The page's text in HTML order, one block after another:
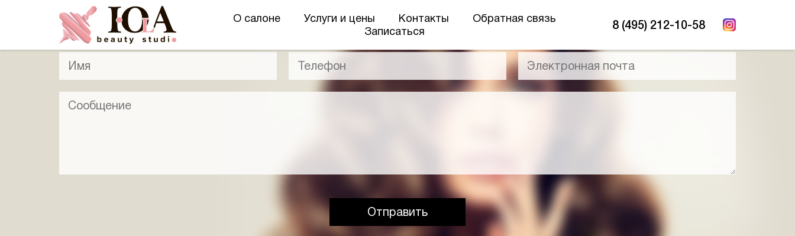
О салоне Услуги и цены Контакты
Обратная связь
Записаться
8 (495) 212-10-58
Отправить